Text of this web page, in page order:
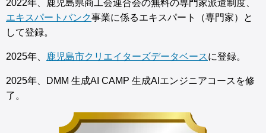
2022年、鹿児島県商工会連合会の無料の専門家派遣制度、
エキスパートバンク事業に係るエキスパート（専門家）と
して登録。
2025年、 鹿児島市クリエイターズデータベースに登録。
2025年、DMM 生成AI CAMP 生成AIエンジニアコースを修
了。